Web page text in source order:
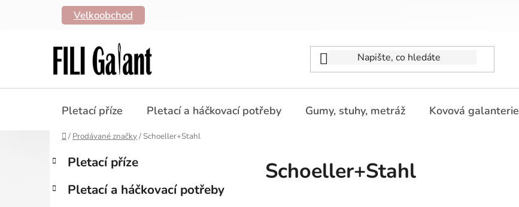
Velkoobchod
Pletací příze Pletací a háčkovací potřeby Gumy, stuhy, metráž Kovová galanterie
Domů
/ Prodávané značky/Schoeller+Stahl
P
s
Přeskočit
kategorie
K
a
e
Pletací příze
Pletací a háčkovací potřeby
Schoeller+Stahl